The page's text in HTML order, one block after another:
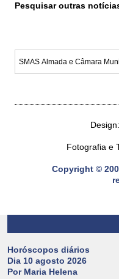
Horóscopos diários
Dia 10 agosto 2026
Por Maria Helena
Pesquisar outras
Design:
Fotografia e
Copyright ©